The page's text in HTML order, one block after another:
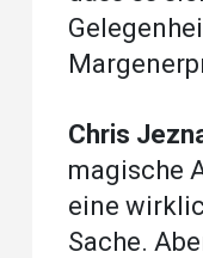
Chris
magische
eine
Sache.